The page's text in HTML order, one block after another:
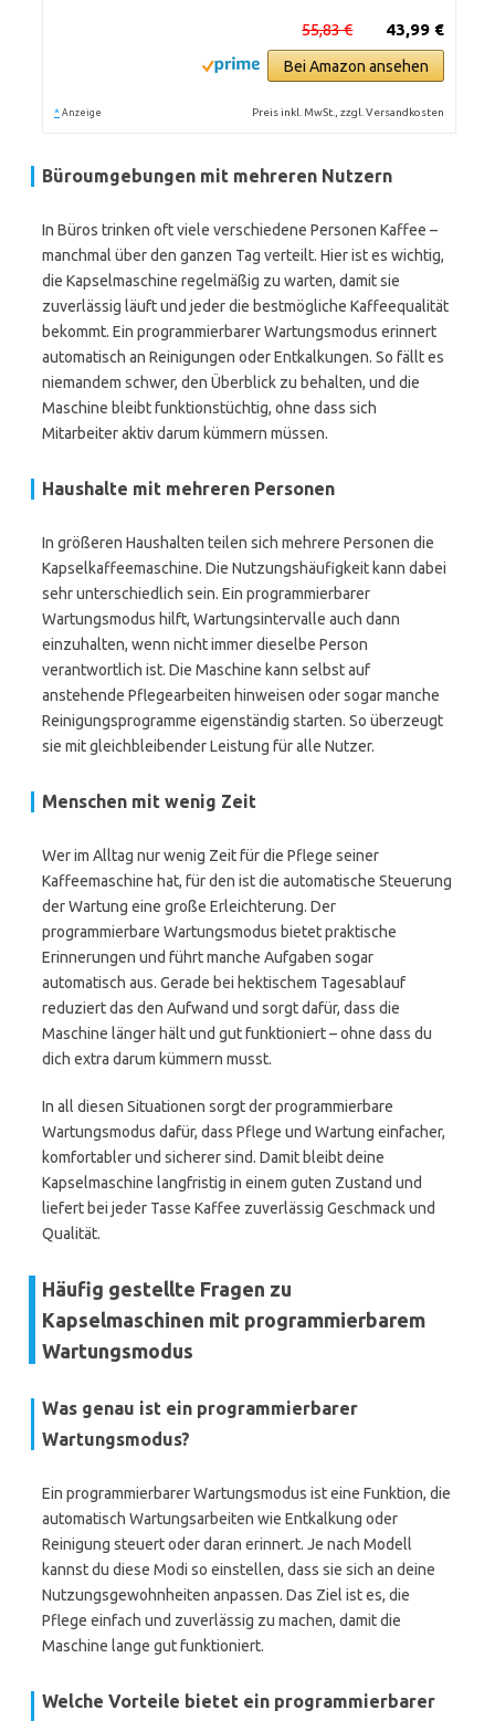
43,99 €
55,83 €
Bei Amazon ansehen
* Anzeige Preis inkl. MwSt., zzgl. Versandkosten
Büroumgebungen mit mehreren Nutzern
In Büros trinken oft viele verschiedene Personen Kaffee –
manchmal über den ganzen Tag verteilt. Hier ist es wichtig,
die Kapselmaschine regelmäßig zu warten, damit sie
zuverlässig läuft und jeder die bestmögliche Kaffeequalität
bekommt. Ein programmierbarer Wartungsmodus erinnert
automatisch an Reinigungen oder Entkalkungen. So fällt es
niemandem schwer, den Überblick zu behalten, und die
Maschine bleibt funktionstüchtig, ohne dass sich
Mitarbeiter aktiv darum kümmern müssen.
Haushalte mit mehreren Personen
In größeren Haushalten teilen sich mehrere Personen die
Kapselkaffeemaschine. Die Nutzungshäufigkeit kann dabei
sehr unterschiedlich sein. Ein programmierbarer
Wartungsmodus hilft, Wartungsintervalle auch dann
einzuhalten, wenn nicht immer dieselbe Person
verantwortlich ist. Die Maschine kann selbst auf
anstehende Pflegearbeiten hinweisen oder sogar manche
Reinigungsprogramme eigenständig starten. So überzeugt
sie mit gleichbleibender Leistung für alle Nutzer.
Menschen mit wenig Zeit
Wer im Alltag nur wenig Zeit für die Pflege seiner
Kaffeemaschine hat, für den ist die automatische Steuerung
der Wartung eine große Erleichterung. Der
programmierbare Wartungsmodus bietet praktische
Erinnerungen und führt manche Aufgaben sogar
automatisch aus. Gerade bei hektischem Tagesablauf
reduziert das den Aufwand und sorgt dafür, dass die
Maschine länger hält und gut funktioniert – ohne dass du
dich extra darum kümmern musst.
In all diesen Situationen sorgt der programmierbare
Wartungsmodus dafür, dass Pflege und Wartung einfacher,
komfortabler und sicherer sind. Damit bleibt deine
Kapselmaschine langfristig in einem guten Zustand und
liefert bei jeder Tasse Kaffee zuverlässig Geschmack und
Qualität.
Häufig gestellte Fragen zu
Kapselmaschinen mit programmierbarem
Wartungsmodus
Was genau ist ein programmierbarer
Wartungsmodus?
Ein programmierbarer Wartungsmodus ist eine Funktion, die
automatisch Wartungsarbeiten wie Entkalkung oder
Reinigung steuert oder daran erinnert. Je nach Modell
kannst du diese Modi so einstellen, dass sie sich an deine
Nutzungsgewohnheiten anpassen. Das Ziel ist es, die
Pflege einfach und zuverlässig zu machen, damit die
Maschine lange gut funktioniert.
Welche Vorteile bietet ein programmierbarer